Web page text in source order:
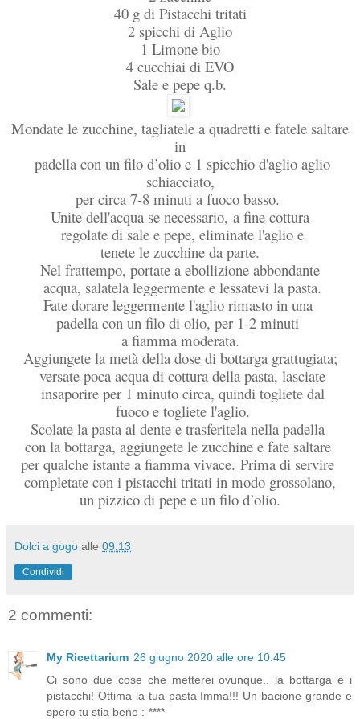
40 g di Pistacchi tritati
2 spicchi di Aglio
1 Limone bio
4 cucchiai di EVO
Sale e pepe q.b.
Mondate le zucchine, tagliatele a quadretti e fatele saltare
in
padella con un filo d’olio e 1 spicchio d'aglio aglio
schiacciato,
per circa 7-8 minuti a fuoco basso.
Unite dell'acqua se necessario, a fine cottura
regolate di sale e pepe, eliminate l'aglio e
tenete le zucchine da parte.
Nel frattempo, portate a ebollizione abbondante
acqua, salatela leggermente e lessatevi la pasta.
Fate dorare leggermente l'aglio rimasto in una
padella con un filo di olio, per 1-2 minuti
a fiamma moderata.
Aggiungete la metà della dose di bottarga grattugiata;
versate poca acqua di cottura della pasta, lasciate
insaporire per 1 minuto circa, quindi togliete dal
fuoco e togliete l'aglio.
Scolate la pasta al dente e trasferitela nella padella
con la bottarga, aggiungete le zucchine e fate saltare
per qualche istante a fiamma vivace. Prima di servire
completate con i pistacchi tritati in modo grossolano,
un pizzico di pepe e un filo d’olio.
Dolci a gogo alle 09:13
Condividi
2 commenti:
My Ricettarium 26 giugno 2020 alle ore 10:45
Ci sono due cose che metterei ovunque.. la bottarga e i
pistacchi! Ottima la tua pasta Imma!!! Un bacione grande e
spero tu stia bene :-****